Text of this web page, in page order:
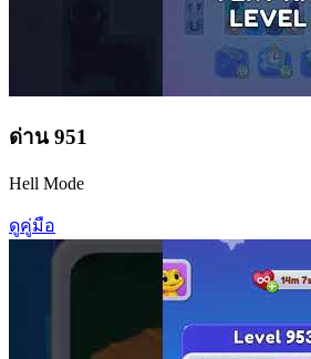
ด่าน 951
Hell Mode
ดูคู่มือ